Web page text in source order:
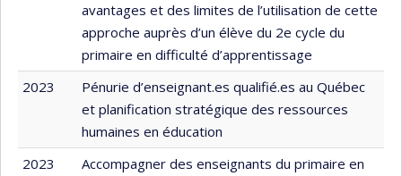
avantages et des limites de l’utilisation de cette
approche auprès d’un élève du 2e cycle du
primaire en difficulté d’apprentissage
2023
Pénurie d’enseignant.es qualifié.es au Québec
et planification stratégique des ressources
humaines en éducation
2023
Accompagner des enseignants du primaire en